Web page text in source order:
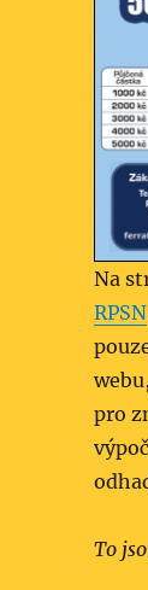
Na
RPSN
pro
To